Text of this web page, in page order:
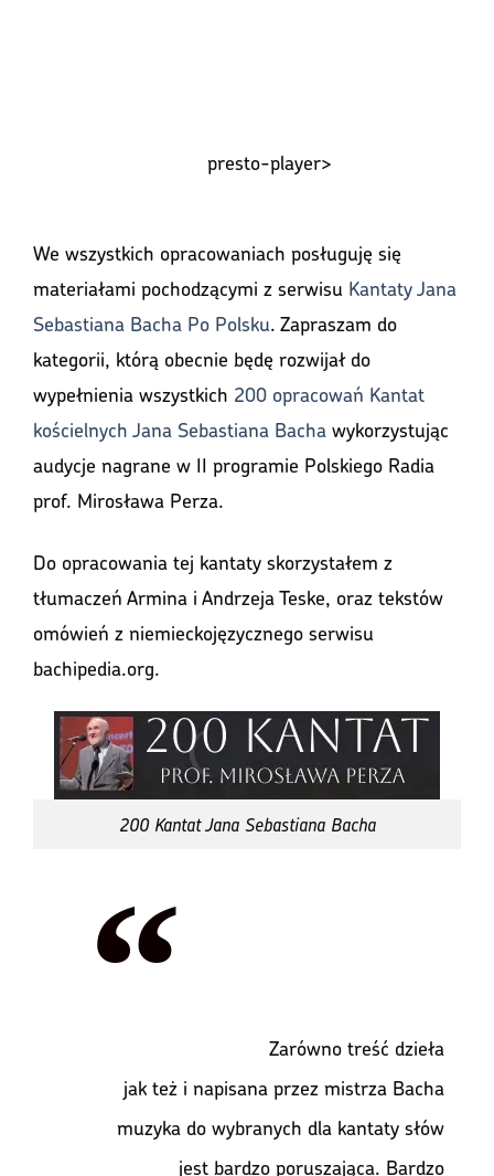
presto-player>
We wszystkich opracowaniach posługuję się
materiałami pochodzącymi z serwisu Kantaty Jana
Sebastiana Bacha Po Polsku. Zapraszam do
kategorii, którą obecnie będę rozwijał do
wypełnienia wszystkich 200 opracowań Kantat
kościelnych Jana Sebastiana Bacha wykorzystując
audycje nagrane w II programie Polskiego Radia
prof. Mirosława Perza.
Do opracowania tej kantaty skorzystałem z
tłumaczeń Armina i Andrzeja Teske, oraz tekstów
omówień z niemieckojęzycznego serwisu
bachipedia.org.
200 Kantat Jana Sebastiana Bacha
jak też i napisana przez mistrza Bacha
muzyka do wybranych dla kantaty słów
jest bardzo poruszająca. Bardzo